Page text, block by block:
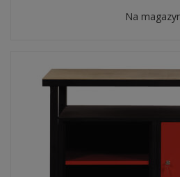
Na